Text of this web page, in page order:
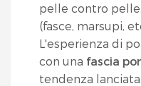
pelle contro
(fasce, marsupi,
L'esperienza di
con una fascia
tendenza